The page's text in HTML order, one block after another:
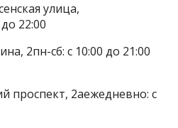
улица,
22:00
2пн-сб: с 10:00 до 21:00
проспект, 2аежедневно: с